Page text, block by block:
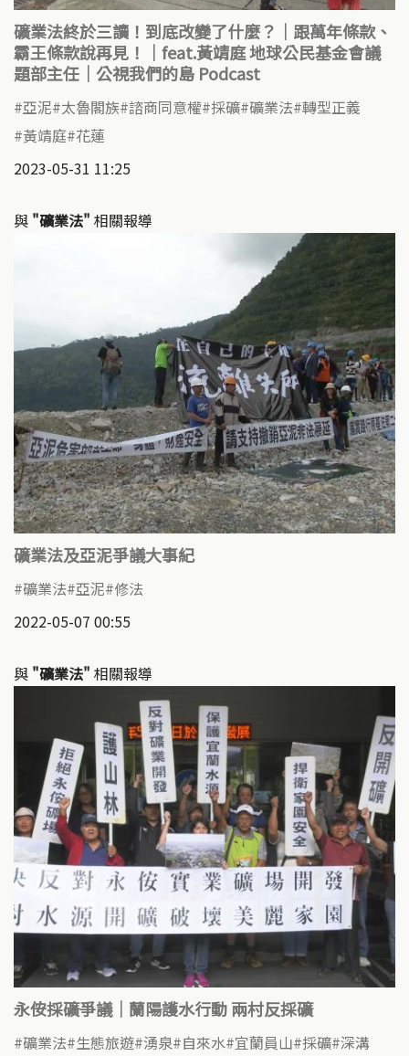
礦業法終於三讀！到底改變了什麼？｜跟萬年條款、
霸王條款說再見！｜feat.黃靖庭 地球公民基金會議
題部主任｜公視我們的島 Podcast
亞泥 太魯閣族 諮商同意權 採礦 礦業法 轉型正義
黃靖庭 花蓮
2023-05-31 11:25
與 "礦業法" 相關報導
礦業法及亞泥爭議大事紀
礦業法 亞泥 修法
2022-05-07 00:55
與 "礦業法" 相關報導
永侒採礦爭議｜蘭陽護水行動 兩村反採礦
礦業法 生態旅遊 湧泉 自來水 宜蘭員山 採礦 深溝